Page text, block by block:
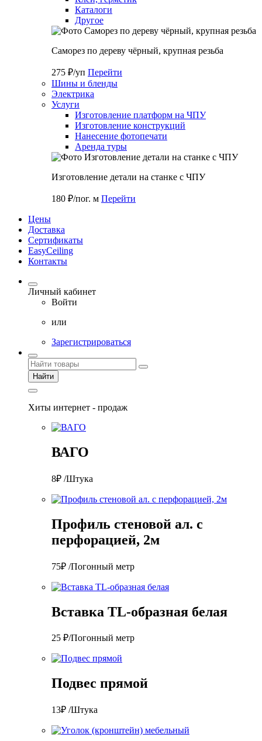
Каталоги
Другое
Саморез по дереву чёрный, крупная резьба
275 ₽/уп Перейти
Шины и бленды
Электрика
Услуги
Изготовление платформ на ЧПУ
Изготовление конструкций
Нанесение фотопечати
Аренда туры
Изготовление детали на станке с ЧПУ
180 ₽/пог. м Перейти
Цены
Доставка
Cертификаты
EasyCeiling
Контакты
Личный кабинет
Войти
или
Зарегистрироваться
Найти
Хиты интернет - продаж
ВАГО
8₽ /Штука
Профиль стеновой ал. с
перфорацией, 2м
75₽ /Погонный метр
Вставка TL-образная белая
25 ₽/Погонный метр
Подвес прямой
13₽ /Штука